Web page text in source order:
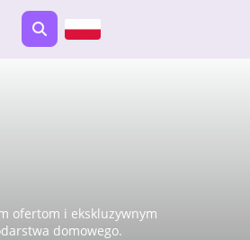
ofertom i ekskluzywnym
domowego.